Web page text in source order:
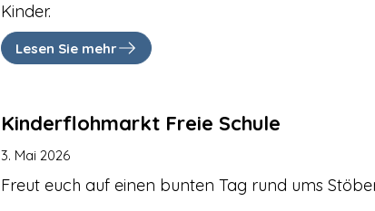
Kinder.
Lesen Sie mehr
Kinderflohmarkt Freie Schule
3. Mai 2026
Freut euch auf einen bunten Tag rund ums